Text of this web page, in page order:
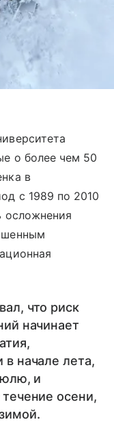
о более чем 50
в
с 1989 по 2010
осложнения
что риск
начинает
начале лета,
и
осени,